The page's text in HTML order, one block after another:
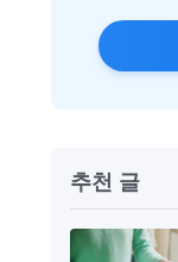
추천 글